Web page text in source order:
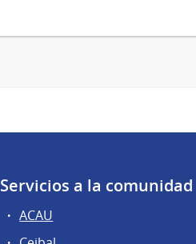
Servicios a la comunidad
ACAU